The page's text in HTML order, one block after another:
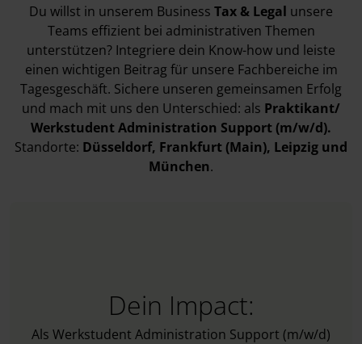
Du willst in unserem Business Tax & Legal unsere
Teams effizient bei administrativen Themen
unterstützen? Integriere dein Know-how und leiste
einen wichtigen Beitrag für unsere Fachbereiche im
Tagesgeschäft. Sichere unseren gemeinsamen Erfolg
und mach mit uns den Unterschied: als Praktikant/
Werkstudent Administration Support (m/w/d).
Standorte: Düsseldorf, Frankfurt (Main), Leipzig und
München.
Dein Impact:
Als Werkstudent Administration Support (m/w/d)